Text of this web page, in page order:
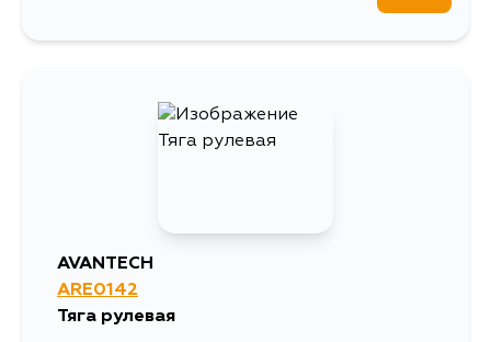
AVANTECH
ARE0142
Тяга рулевая